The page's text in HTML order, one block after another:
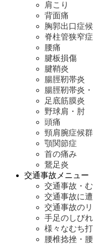
肩こり
背面痛
胸郭出口症
脊柱管狭窄症
腰痛
腱板損傷
腱鞘炎
腸脛靭帯炎
腸脛靭帯炎
足底筋膜炎
野球肩・肘
頭痛
頸肩腕症候群
顎関節症
首の痛み
鵞足炎
交通事故メニュー
交通事故・
交通事故に
交通事故の
手足のしびれ
様々なむち
腰椎捻挫・